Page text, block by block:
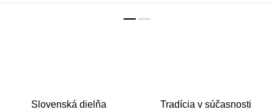
Slovenská dielňa Tradícia v súčasnosti